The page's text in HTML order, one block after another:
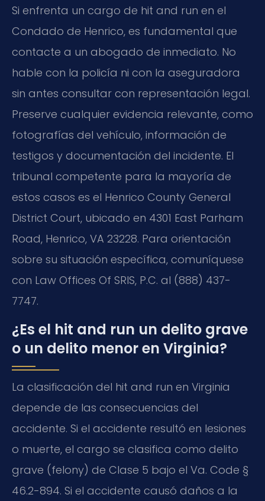
Si enfrenta un cargo de hit and run en el
Condado de Henrico, es fundamental que
contacte a un abogado de inmediato. No
hable con la policía ni con la aseguradora
sin antes consultar con representación legal.
Preserve cualquier evidencia relevante, como
fotografías del vehículo, información de
testigos y documentación del incidente. El
tribunal competente para la mayoría de
estos casos es el Henrico County General
District Court, ubicado en 4301 East Parham
Road, Henrico, VA 23228. Para orientación
sobre su situación específica, comuníquese
con Law Offices Of SRIS, P.C. al (888) 437-
7747.
¿Es el hit and run un delito grave
o un delito menor en Virginia?
La clasificación del hit and run en Virginia
depende de las consecuencias del
accidente. Si el accidente resultó en lesiones
o muerte, el cargo se clasifica como delito
grave (felony) de Clase 5 bajo el Va. Code §
46.2-894. Si el accidente causó daños a la